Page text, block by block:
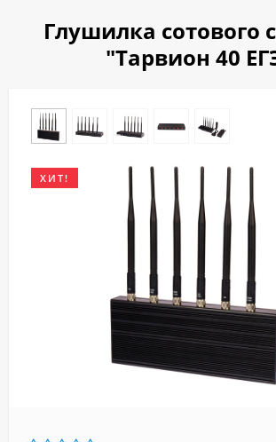
Глушилка сотового
"Тарвион ​40
ХИТ!